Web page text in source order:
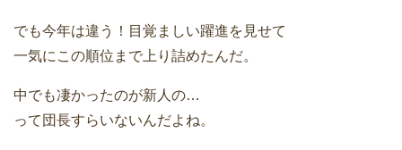
でも今年は違う！目覚ましい躍進を見せて
一気にこの順位まで上り詰めたんだ。
中でも凄かったのが新人の…
って団長すらいないんだよね。